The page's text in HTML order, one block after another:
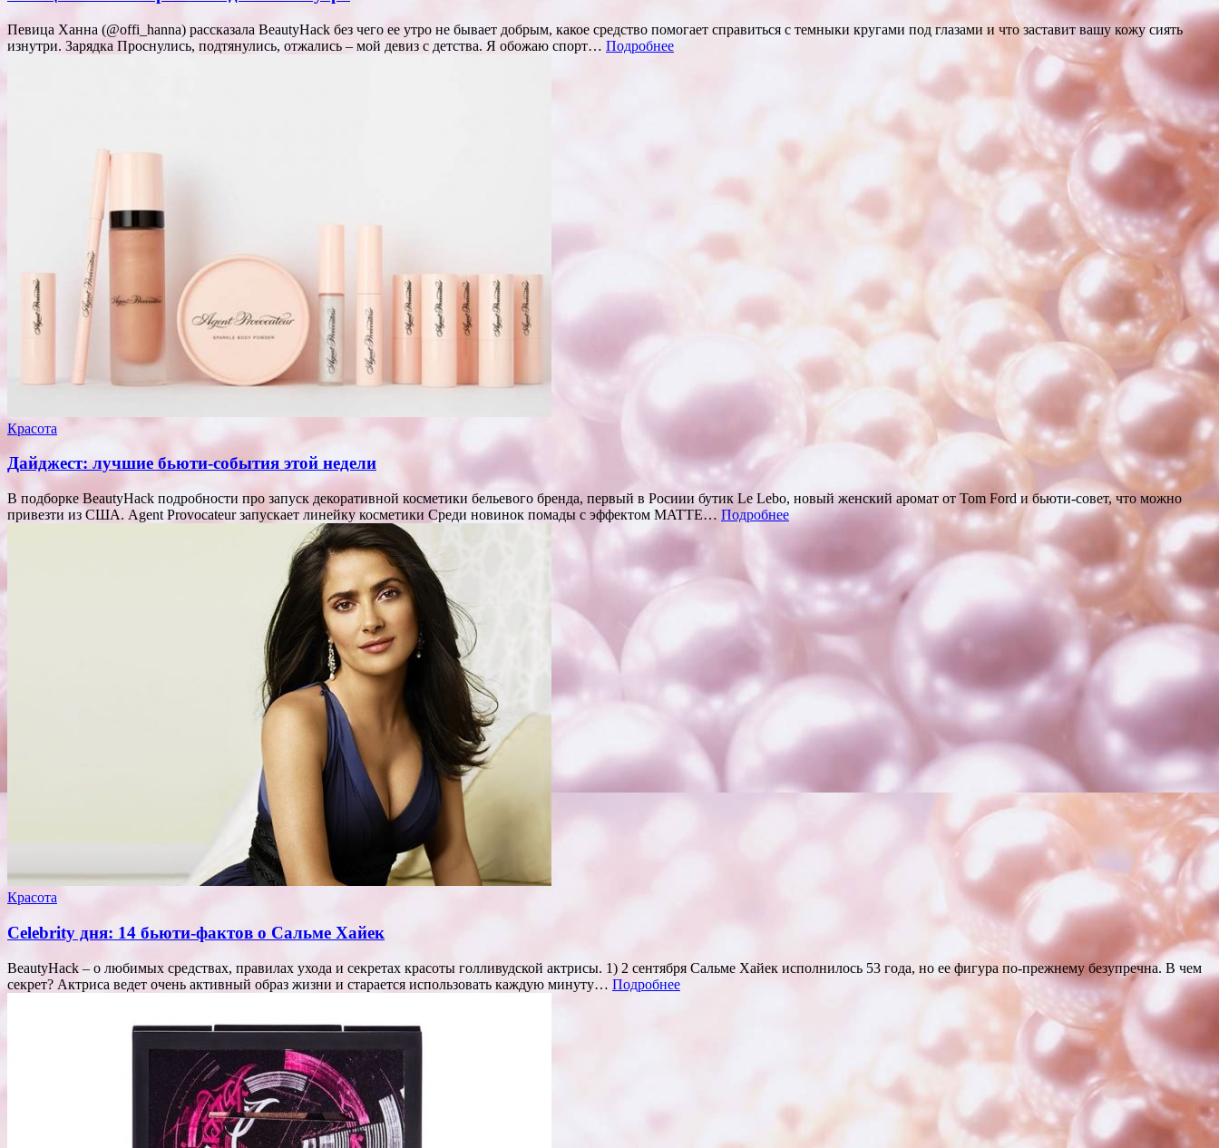
Певица Ханна (@offi_hanna) рассказала BeautyHack без чего ее утро не бывает добрым, какое средство помогает справиться с темныки кругами под глазами и что заставит вашу кожу сиять
изнутри. Зарядка Проснулись, подтянулись, отжались – мой девиз с детства. Я обожаю спорт… Подробнее
Красота
Дайджест: лучшие бьюти-события этой недели
В подборке BeautyHack подробности про запуск декоративной косметики бельевого бренда, первый в Росиии бутик Le Lebo, новый женский аромат от Tom Ford и бьюти-совет, что можно
привезти из США. Agent Provocateur запускает линейку косметики Среди новинок помады с эффектом MATTE… Подробнее
Красота
Celebrity дня: 14 бьюти-фактов о Сальме Хайек
BeautyHack – о любимых средствах, правилах ухода и секретах красоты голливудской актрисы. 1) 2 сентября Сальме Хайек исполнилось 53 года, но ее фигура по-прежнему безупречна. В чем
секрет? Актриса ведет очень активный образ жизни и старается использовать каждую минуту… Подробнее